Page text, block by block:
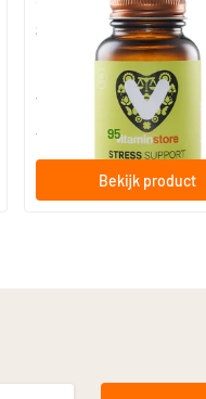
(2)
Stress Support
60 vegicaps
Vitaminstore
vanaf 95
Bekijk product